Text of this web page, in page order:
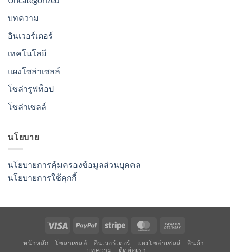
บทความ
อินเวอร์เตอร์
เทคโนโลยี
แผงโซล่าเซลล์
โซล่ารูฟท็อป
โซล่าเซลล์
นโยบาย
นโยบายการคุ้มครองข้อมูลส่วนบุคคล
นโยบายการใช้คุกกี้
Visa PayPal Stripe MasterCard
Delivery
หน้าหลัก โซล่าเซลล์ อินเวอร์เตอร์ แผงโซล่าเซลล์
สินค้า
บทความ
ติดต่อเรา